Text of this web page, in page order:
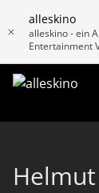
alleskino
alleskino - ein
Entertainment